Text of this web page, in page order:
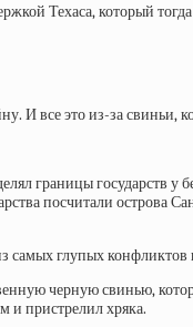
Техаса, который
И все это из-за свиньи,
границы государств
посчитали острова
самых глупых конфликтов
черную свинью,
и пристрелил хряка.